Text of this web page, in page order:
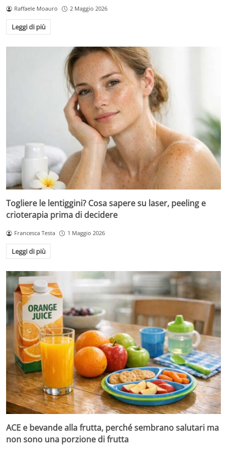
Raffaele Moauro 2 Maggio 2026
Leggi di più
Togliere le lentiggini? Cosa sapere su laser, peeling e
crioterapia prima di decidere
Francesca Testa 1 Maggio 2026
Leggi di più
ACE e bevande alla frutta, perché sembrano salutari ma
non sono una porzione di frutta